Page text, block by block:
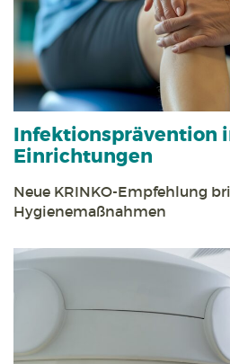
Infektions­prävention
Einrichtungen
Neue KRINKO-Empfehlung
Hygiene­maßnahmen